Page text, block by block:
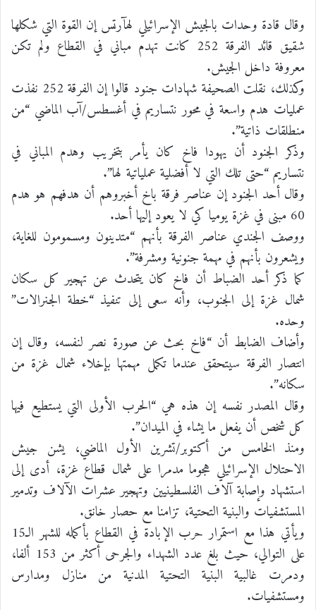
وقال قادة وحدات بالجيش الإسرائيلي لهآرتس إن القوة التي شكلها
شقيق قائد الفرقة 252 كانت تهدم مباني في القطاع ولم تكن
معروفة داخل الجيش.
وكذلك، نقلت الصحيفة شهادات جنود قالوا إن الفرقة 252 نفذت
عمليات هدم واسعة في محور نتساريم في أغسطس/آب الماضي “من
منطلقات ذاتية”.
وذكر الجنود أن يهودا فاخ كان يأمر بتخريب وهدم المباني في
نتساريم “حتى تلك التي لا أفضلية عملياتية لها”.
وقال أحد الجنود إن عناصر فرقة باخ أخبروهم أن هدفهم هو هدم
60 مبنى في غزة يوميا كي لا يعود إليها أحد.
ووصف الجندي عناصر الفرقة بأنهم “متدينون ومسمومون للغاية،
ويشعرون بأنهم في مهمة جنونية ومشرفة”.
كما ذكر أحد الضباط أن فاخ كان يتحدث عن تهجير كل سكان
شمال غزة إلى الجنوب، وأنه سعى إلى تنفيذ “خطة الجنرالات”
وحده.
وأضاف الضابط أن “فاخ بحث عن صورة نصر لنفسه، وقال إن
انتصار الفرقة سيتحقق عندما تكمل مهمتها بإخلاء شمال غزة من
سكانه”.
وقال المصدر نفسه إن هذه هي “الحرب الأولى التي يستطيع فيها
كل شخص أن يفعل ما يشاء في الميدان”.
ومنذ الخامس من أكتوبر/تشرين الأول الماضي، يشن جيش
الاحتلال الإسرائيلي هجوما مدمرا على شمال قطاع غزة، أدى إلى
استشهاد وإصابة آلاف الفلسطينيين وتهجير عشرات الآلاف وتدمير
المستشفيات والبنية التحتية، تزامنا مع حصار خانق.
ويأتي هذا مع استمرار حرب الإبادة في القطاع بأكمله للشهر الـ15
على التوالي، حيث بلغ عدد الشهداء والجرحى أكثر من 153 ألفا،
ودمرت غالبية البنية التحتية المدنية من منازل ومدارس
ومستشفيات.